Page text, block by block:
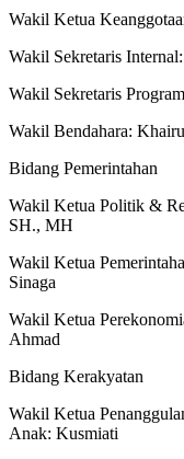
Wakil Ketua
Wakil Sekretaris
Wakil Sekretaris
Wakil Bendahara:
Bidang Pemerintahan
Wakil Ketua Politik &
SH., MH
Wakil Ketua
Sinaga
Wakil Ketua
Ahmad
Bidang Kerakyatan
Wakil Ketua
Anak: Kusmiati